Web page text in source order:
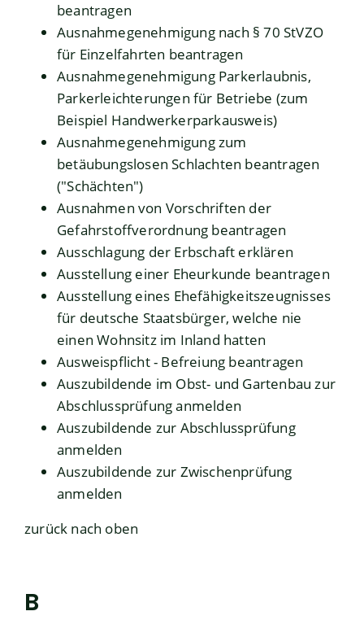
beantragen
Ausnahmegenehmigung nach § 70 StVZO
für Einzelfahrten beantragen
Ausnahmegenehmigung Parkerlaubnis,
Parkerleichterungen für Betriebe (zum
Beispiel Handwerkerparkausweis)
Ausnahmegenehmigung zum
betäubungslosen Schlachten beantragen
("Schächten")
Ausnahmen von Vorschriften der
Gefahrstoffverordnung beantragen
Ausschlagung der Erbschaft erklären
Ausstellung einer Eheurkunde beantragen
Ausstellung eines Ehefähigkeitszeugnisses
für deutsche Staatsbürger, welche nie
einen Wohnsitz im Inland hatten
Ausweispflicht - Befreiung beantragen
Auszubildende im Obst- und Gartenbau zur
Abschlussprüfung anmelden
Auszubildende zur Abschlussprüfung
anmelden
Auszubildende zur Zwischenprüfung
anmelden
zurück nach oben
B